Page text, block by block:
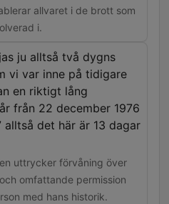
allvaret i de brott som
i.
ju alltså två dygns
vi var inne på tidigare
en riktigt lång
från 22 december 1976
alltså det här är 13 dagar
uttrycker förvåning över
omfattande permission
med hans historik.